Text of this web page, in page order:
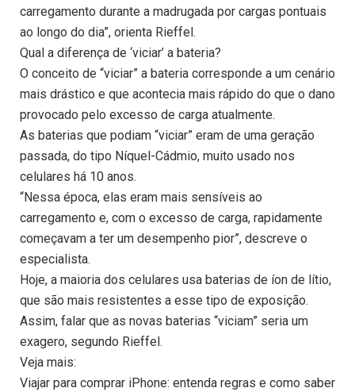
carregamento durante a madrugada por cargas pontuais
ao longo do dia”, orienta Rieffel.
Qual a diferença de ‘viciar’ a bateria?
O conceito de “viciar” a bateria corresponde a um cenário
mais drástico e que acontecia mais rápido do que o dano
provocado pelo excesso de carga atualmente.
As baterias que podiam “viciar” eram de uma geração
passada, do tipo Níquel-Cádmio, muito usado nos
celulares há 10 anos.
“Nessa época, elas eram mais sensíveis ao
carregamento e, com o excesso de carga, rapidamente
começavam a ter um desempenho pior”, descreve o
especialista.
Hoje, a maioria dos celulares usa baterias de íon de lítio,
que são mais resistentes a esse tipo de exposição.
Assim, falar que as novas baterias “viciam” seria um
exagero, segundo Rieffel.
Veja mais:
Viajar para comprar iPhone: entenda regras e como saber